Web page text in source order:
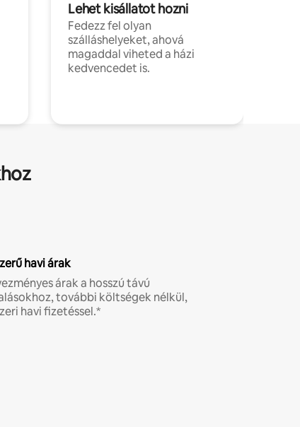
Lehet kisállatot hozni
Fedezz fel olyan
szálláshelyeket, ahová
magaddal viheted a házi
kedvencedet is.
havi árak
árak a hosszú távú
további költségek nélkül,
havi fizetéssel.*